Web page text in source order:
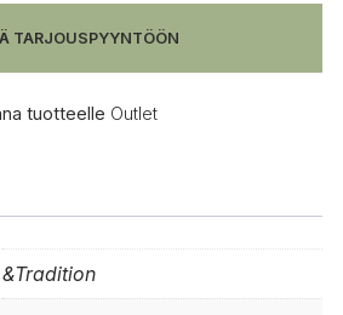
TARJOUSPYYNTÖÖN
tuotteelle Outlet
&Tradition